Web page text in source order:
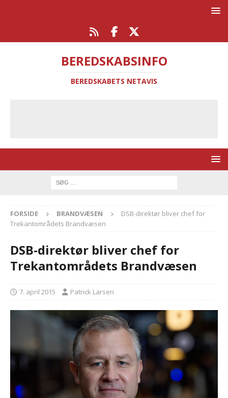
BEREDSKABSINFO
BEREDSKABETS NETAVIS
FORSIDE BRANDVÆSEN
DSB-direktør bliver chef for
Trekantområdets Brandvæsen
DSB-direktør bliver chef for
Trekantområdets Brandvæsen
7. april 2015 Patrick Larsen